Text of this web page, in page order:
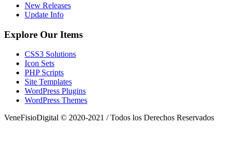
New Releases
Update Info
Explore Our Items
CSS3 Solutions
Icon Sets
PHP Scripts
Site Templates
WordPress Plugins
WordPress Themes
VeneFisioDigital © 2020-2021 / Todos los Derechos Reservados